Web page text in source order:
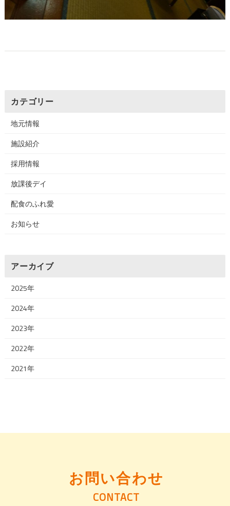
カテゴリー
地元情報
施設紹介
採用情報
放課後デイ
配食のふれ愛
お知らせ
アーカイブ
2025年
2024年
2023年
2022年
2021年
お問い合わせ
CONTACT